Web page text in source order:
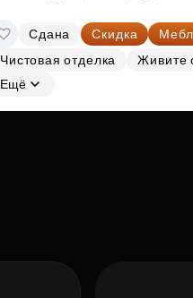
Сдана Скидка
Чистовая отделка
Живите
Ещё